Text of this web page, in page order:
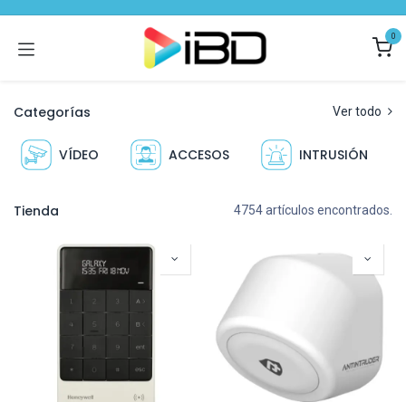
0
Categorías Ver todo
VÍDEO ACCESOS INTRUSIÓN
Tienda 4754 artículos encontrados.